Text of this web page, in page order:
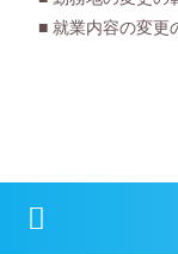
■ 就業内容の変更